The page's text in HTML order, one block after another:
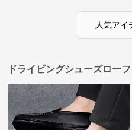
人気アイ
ドライビングシューズロー